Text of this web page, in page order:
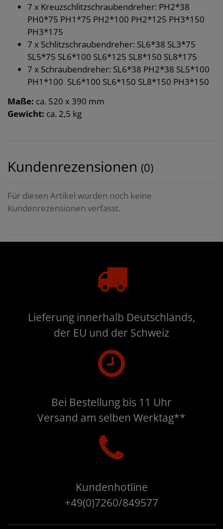
7 x Kreuzschlitzschraubendreher: PH2*38
PH0*75 PH1*75 PH2*100 PH2*125 PH3*150
PH3*175
7 x Schlitzschraubendreher: SL6*38 SL3*75
SL5*75 SL6*100 SL6*125 SL8*150 SL8*175
7 x Schraubendreher: SL6*38 PH2*38 SL5*100
PH1*100 SL6*100 SL6*150 SL8*150 PH3*150
Maße: ca. 520 x 390 mm
Gewicht: ca. 2,5 kg
Kundenrezensionen (0)
Für diesen Artikel wurden noch keine
Kundenrezensionen verfasst.
Lieferung innerhalb Deutschlands,
der EU und der Schweiz
Bei Bestellung bis 11 Uhr
Versand am selben Werktag**
Kundenhotline
+49(0)7260/849577